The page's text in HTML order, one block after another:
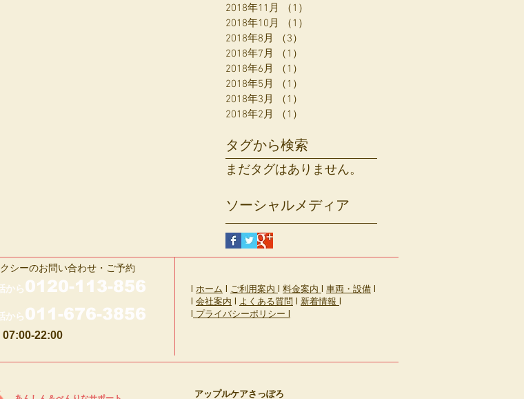
2018年11月
（1）
2018年10月
（1）
2018年8月
（3）
2018年7月
（1）
2018年6月
（1）
2018年5月
（1）
2018年3月
（1）
2018年2月
（1）
タグから検索
まだタグはありません。
ソーシャルメディア
シーのお問い合わせ・ご予約
から0120-113-856
から011-676-3856
07:00-22:00
l ホーム l ご利用案内 l 料金案内 l 車両・設備 l
l 会社案内 l よくある質問 l 新着情報 l
​l プライバシーポリシー l
アップルケアさっぽろ